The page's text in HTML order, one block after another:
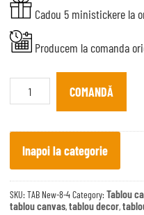
Cadou 5 ministickere la
Producem la comanda
Tablou
Canvas
Dancing
COMANDĂ
Inapoi la categorie
SKU:TAB New-8-4Category:Tablou
tablou canvas,tablou decor,